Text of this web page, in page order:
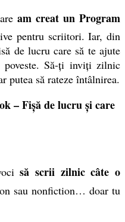
am creat un Program
pentru scriitori. Iar, din
de lucru care să te ajute
Să-ți inviți zilnic
putea să rateze întâlnirea.
– Fișă de lucru și care
să scrii zilnic câte o
sau nonfiction… doar tu